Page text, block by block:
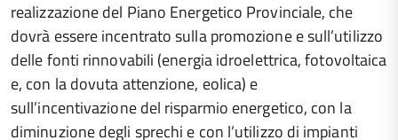
realizzazione del Piano Energetico Provinciale, che
dovrà essere incentrato sulla promozione e sull’utilizzo
delle fonti rinnovabili (energia idroelettrica, fotovoltaica
e, con la dovuta attenzione, eolica) e
sull’incentivazione del risparmio energetico, con la
diminuzione degli sprechi e con l’utilizzo di impianti